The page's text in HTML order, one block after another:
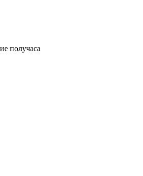
получаса